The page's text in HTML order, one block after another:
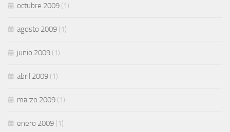
octubre 2009 (1)
agosto 2009 (1)
junio 2009 (1)
abril 2009 (1)
marzo 2009 (1)
enero 2009 (1)